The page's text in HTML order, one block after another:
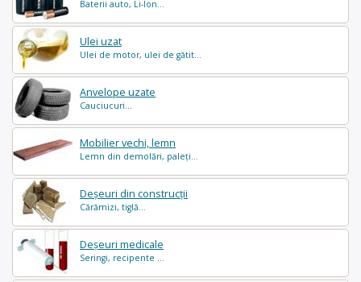
Baterii auto, Li-Ion...
Ulei uzat
Ulei de motor, ulei de gătit...
Anvelope uzate
Cauciucuri...
Mobilier vechi, lemn
Lemn din demolări, paleți...
Deșeuri din construcții
Cărămizi, tiglă...
Deșeuri medicale
Seringi, recipente ...